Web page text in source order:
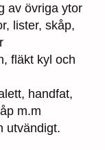
av övriga ytor
lister, skåp,
fläkt kyl och
handfat,
m.m
utvändigt.